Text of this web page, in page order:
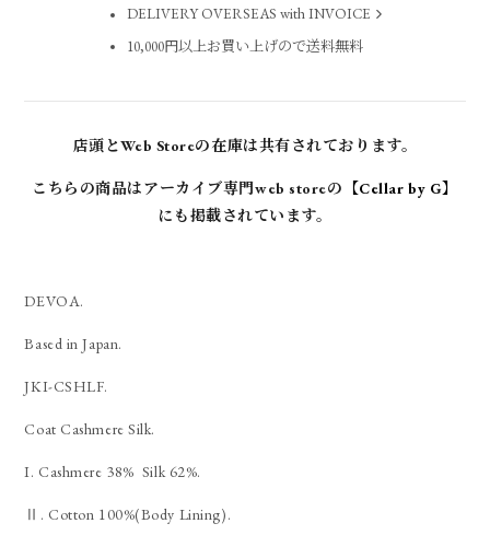
DELIVERY OVERSEAS with INVOICE
10,000円以上お買い上げので送料無料
店頭とWeb Storeの在庫は共有されております。
こちらの商品はアーカイブ専門web storeの 【Cellar by G】
にも掲載されています。
DEVOA.
Based in Japan.
JKI-CSHLF.
Coat Cashmere Silk.
I. Cashmere 38% Silk 62%.
Ⅱ. Cotton 100%(Body Lining).